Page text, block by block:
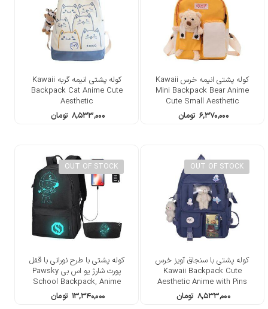
کوله پشتی انیمه خرس Kawaii
Mini Backpack Bear Anime
Cute Small Aesthetic
۶,۳۷۰,۰۰۰ تومان
کوله پشتی انیمه گربه Kawaii
Backpack Cat Anime Cute
Aesthetic
۸,۵۳۳,۰۰۰ تومان
OUT OF STOCK
کوله پشتی با سنجاق آویز خرس
Kawaii Backpack Cute
Aesthetic Anime with Pins
Bear
۸,۵۳۳,۰۰۰ تومان
OUT OF STOCK
کوله پشتی با طرح نورانی با قفل
پورت شارژ یو اس بی Pawsky
School Backpack, Anime
Luminous Backpack
۱۳,۳۴۰,۰۰۰ تومان